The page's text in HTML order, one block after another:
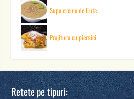
Supa crema de linte
Prajitura cu piersici
Retete pe tipuri: